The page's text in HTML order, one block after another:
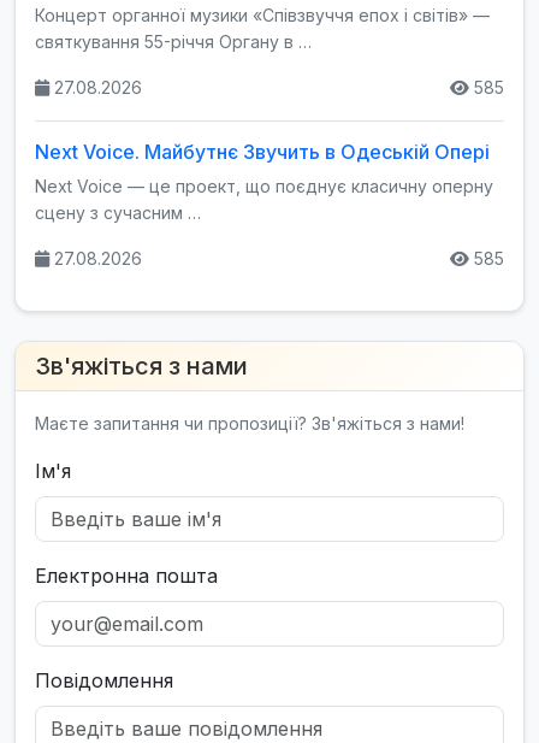
Концерт органної музики «Співзвуччя епох і світів» —
святкування 55-річчя Органу в …
27.08.2026 585
Next Voice. Майбутнє Звучить в Одеській Опері
Next Voice — це проект, що поєднує класичну оперну
сцену з сучасним …
27.08.2026 585
Зв'яжіться з нами
Маєте запитання чи пропозиції? Зв'яжіться з нами!
Ім'я
Електронна пошта
Повідомлення